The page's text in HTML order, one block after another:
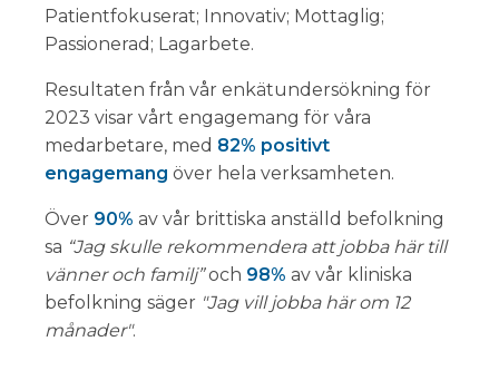
Patientfokuserat; Innovativ; Mottaglig;
Passionerad; Lagarbete.
Resultaten från vår enkätundersökning för
2023 visar vårt engagemang för våra
medarbetare, med 82% positivt
engagemang över hela verksamheten.
Över 90% av vår brittiska anställd befolkning
sa “Jag skulle rekommendera att jobba här till
vänner och familj”och 98% av vår kliniska
befolkning säger "Jag vill jobba här om 12
månader".